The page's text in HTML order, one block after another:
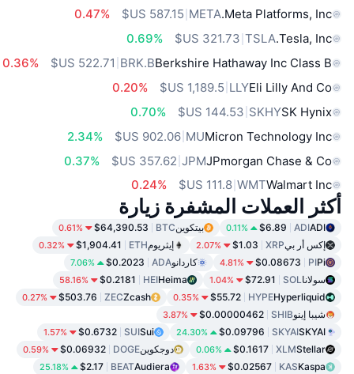
Meta Platforms, Inc.
META
0.47%
Tesla, Inc.
TSLA
0.69%
Berkshire Hathaway Inc Class B
BRK.B
0.36%
Eli Lilly And Co
LLY
0.20%
SK Hynix
SKHY
0.70%
Micron Technology Inc
MU
‏902.06 US$
2.34%
JPmorgan Chase & Co
JPM
0.37%
Walmart Inc
WMT
‏111.8 US$
0.24%
أكثر العملات المشفرة زيارة
ADI
ADI
$6.89
0.11% بيتكوينBTC
$64,390.53
0.61%
إكس أر بيXRP
$1.03
2.07% إيثريومETH
$1,904.41
0.32%
Pi
PI
$0.08673
4.81% كاردانوADA
$0.2023
7.06%
سولاناSOL
$72.91
1.04%
Heima
HEI
$0.2181
58.16%
Hyperliquid
HYPE
$55.72
0.35%
Zcash
ZEC
$503.76
0.27%
شيبا إينوSHIB
$0.00000462
3.87%
SKYAI
SKYAI
$0.09796
24.30%
Sui
SUI
$0.6732
1.57%
Stellar
XLM
$0.1617
0.06% دوجكوينDOGE
$0.06932
0.59%
Kaspa
KAS
$0.02567
1.63%
Audiera
BEAT
$2.17
25.18%